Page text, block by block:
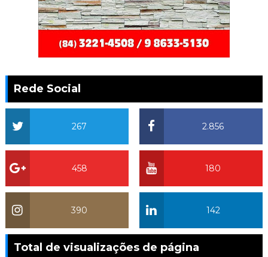
Rede Social
2.856
267
180
458
142
390
Total de visualizações de página